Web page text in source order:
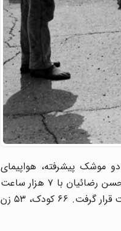
دو موشک پیشرفته، هواپیمای
مسافربری ایرباس ایران (پرواز ۶۵۵) را که ۲۹۰ مسافر داشت، در آب‌های خلیج فارس هدف قرار داد. کاپیتان محسن رضائیان با ۷ هزار ساعت
سابقه پرواز، در حال اوج‌گیری از فرودگاه بندرعباس به مقصد دوبی بود که در مرکز کریدور بین‌المللی، مورد اصابت قرار گرفت. ۶۶ کودک، ۵۳ زن